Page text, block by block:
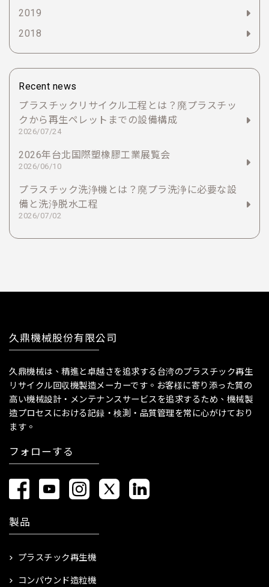
2019
2018
Recent news
プラスチックリサイクル工程とは？廃プラスチッ
クから再生ペレットまでの設備構成
2026/07/24
2026年台北国際塑橡膠工業展覧会
2026/06/10
プラスチック洗浄機とは？廃プラ洗浄に必要な設
備と洗浄脱水工程
2026/07/02
久鼎機械股份有限公司
久鼎機械は、精進と卓越さを追求する台湾のプラスチック再生
リサイクル回収機製造メーカーです。お客様に寄り添った質の
高い機械設計・メンテナンスサービスを追求するため、機械製
造プロセスにおける記録・検測・品質管理を常に心がけており
ます。
フォローする
製品
プラスチック再生機
コンパウンド造粒機